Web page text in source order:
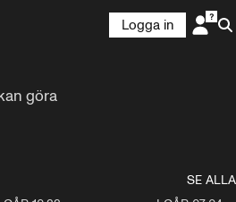
Logga in
göra
SE ALLA